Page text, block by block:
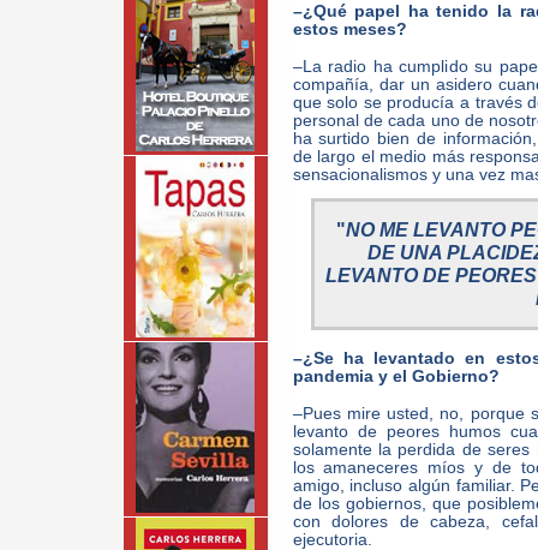
–¿Qué papel ha tenido la
estos meses?
–La radio ha cumplido su
compañía, dar un asidero
que solo se producía a través
personal de cada uno de
ha surtido bien de
de largo el medio más
sensacionalismos y una vez
"NO ME LEVANTO
DE UNA
LEVANTO DE
–¿Se ha levantado en
pandemia y el Gobierno?
–Pues mire usted, no, porque
levanto de peores humos
solamente la perdida de
los amaneceres míos y de
amigo, incluso algún familiar.
de los gobiernos, que
con dolores de cabeza,
ejecutoria.